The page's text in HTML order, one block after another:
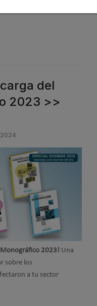
del
2023 >>
2024
Monográfico 2023! Una
sobre los
a tu sector